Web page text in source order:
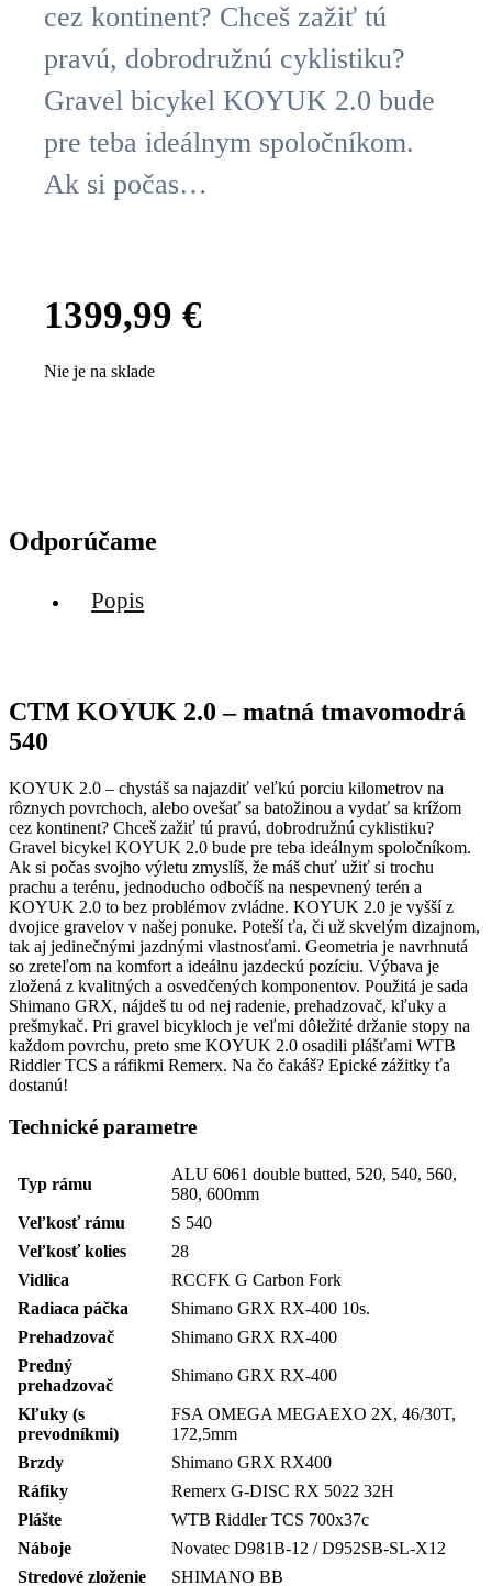
cez kontinent? Chceš zažiť tú
pravú, dobrodružnú cyklistiku?
Gravel bicykel KOYUK 2.0 bude
pre teba ideálnym spoločníkom.
Ak si počas…
1399,99 €
Nie je na sklade
Odporúčame
Popis
CTM KOYUK 2.0 – matná tmavomodrá
540
KOYUK 2.0 – chystáš sa najazdiť veľkú porciu kilometrov na
rôznych povrchoch, alebo ovešať sa batožinou a vydať sa krížom
cez kontinent? Chceš zažiť tú pravú, dobrodružnú cyklistiku?
Gravel bicykel KOYUK 2.0 bude pre teba ideálnym spoločníkom.
Ak si počas svojho výletu zmyslíš, že máš chuť užiť si trochu
prachu a terénu, jednoducho odbočíš na nespevnený terén a
KOYUK 2.0 to bez problémov zvládne. KOYUK 2.0 je vyšší z
dvojice gravelov v našej ponuke. Poteší ťa, či už skvelým dizajnom,
tak aj jedinečnými jazdnými vlastnosťami. Geometria je navrhnutá
so zreteľom na komfort a ideálnu jazdeckú pozíciu. Výbava je
zložená z kvalitných a osvedčených komponentov. Použitá je sada
Shimano GRX, nájdeš tu od nej radenie, prehadzovač, kľuky a
prešmykač. Pri gravel bicykloch je veľmi dôležité držanie stopy na
každom povrchu, preto sme KOYUK 2.0 osadili plášťami WTB
Riddler TCS a ráfikmi Remerx. Na čo čakáš? Epické zážitky ťa
dostanú!
Technické parametre
Typ rámu
ALU 6061 double butted, 520, 540, 560,
580, 600mm
Veľkosť rámu
S 540
Veľkosť kolies
28
Vidlica
RCCFK G Carbon Fork
Radiaca páčka
Shimano GRX RX-400 10s.
Prehadzovač
Shimano GRX RX-400
Predný
prehadzovač
Shimano GRX RX-400
Kľuky (s
prevodníkmi)
FSA OMEGA MEGAEXO 2X, 46/30T,
172,5mm
Brzdy
Shimano GRX RX400
Ráfiky
Remerx G-DISC RX 5022 32H
Plášte
WTB Riddler TCS 700x37c
Náboje
Novatec D981B-12 / D952SB-SL-X12
Stredové zloženie
SHIMANO BB